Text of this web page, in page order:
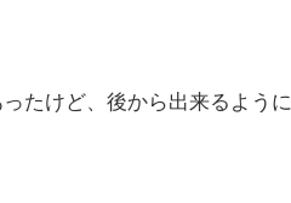
たけど、後から出来るように